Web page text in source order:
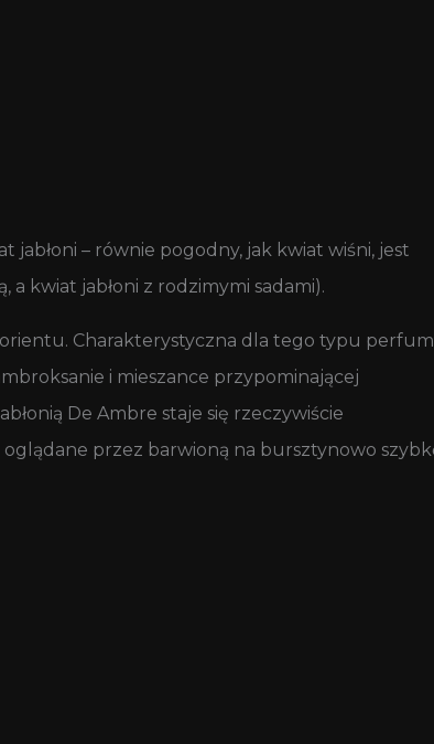
– równie pogodny, jak kwiat wiśni, jest
kwiat jabłoni z rodzimymi sadami).
Charakterystyczna dla tego typu perfum
i mieszance przypominającej
De Ambre staje się rzeczywiście
oglądane przez barwioną na bursztynowo